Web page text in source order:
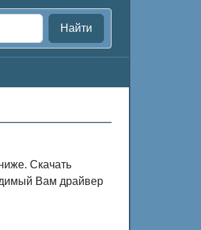
Найти
Скачать
Вам драйвер